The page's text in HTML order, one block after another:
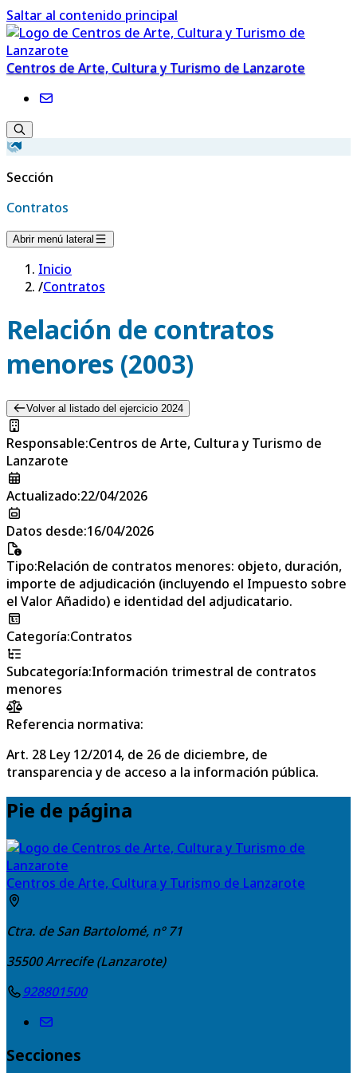
Saltar al contenido principal
Centros de Arte, Cultura y Turismo de Lanzarote
Sección
Contratos
Abrir menú lateral
Inicio
/Contratos
Relación de contratos
menores (2003)
Volver al listado del ejercicio 2024
Responsable:Centros de Arte, Cultura y Turismo de
Lanzarote
Actualizado:22/04/2026
Datos desde:16/04/2026
Tipo:Relación de contratos menores: objeto, duración,
importe de adjudicación (incluyendo el Impuesto sobre
el Valor Añadido) e identidad del adjudicatario.
Categoría:Contratos
Subcategoría:Información trimestral de contratos
menores
Referencia normativa:
Art. 28 Ley 12/2014, de 26 de diciembre, de
transparencia y de acceso a la información pública.
Pie de página
Centros de Arte, Cultura y Turismo de Lanzarote
Ctra. de San Bartolomé, nº 71
35500Arrecife (Lanzarote)
928801500
Secciones